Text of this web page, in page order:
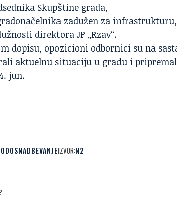
Skupštine grada,
zadužen za infrastrukturu,
direktora JP „Rzav“.
dopisu, opozicioni odbornici su na
aktuelnu situaciju u gradu i
jun.
IZVOR:N2